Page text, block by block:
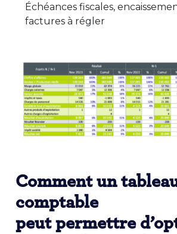
Échéances fiscales,
factures à régler
Comment un
comptable
peut permettre